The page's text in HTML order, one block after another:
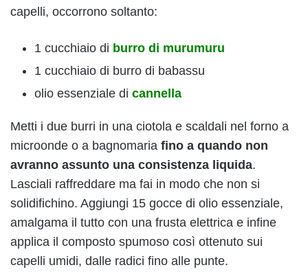
capelli, occorrono soltanto:
1 cucchiaio di burro di murumuru
1 cucchiaio di burro di babassu
olio essenziale di cannella
Metti i due burri in una ciotola e scaldali nel forno a
microonde o a bagnomaria fino a quando non
avranno assunto una consistenza liquida.
Lasciali raffreddare ma fai in modo che non si
solidifichino. Aggiungi 15 gocce di olio essenziale,
amalgama il tutto con una frusta elettrica e infine
applica il composto spumoso così ottenuto sui
capelli umidi, dalle radici fino alle punte.